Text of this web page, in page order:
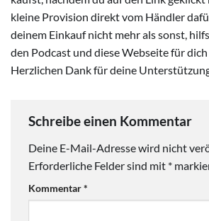
kleine Provision direkt vom Händler
deinem Einkauf nicht mehr als sonst,
den Podcast und diese Webseite für
Herzlichen Dank für deine
Schreibe einen Kommentar
Deine E-Mail-Adresse wird nicht
Erforderliche Felder sind mit *
Kommentar*